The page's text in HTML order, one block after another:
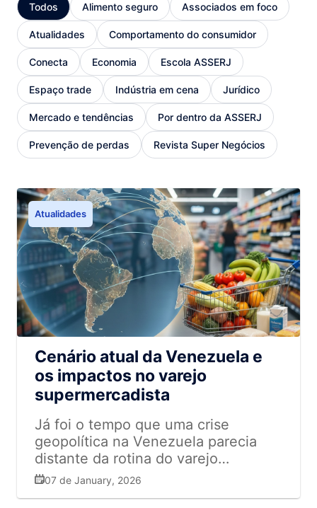
Todos Alimento seguro Associados em foco
Atualidades Comportamento do consumidor
Conecta Economia Escola ASSERJ
Espaço trade Indústria em cena Jurídico
Mercado e tendências Por dentro da ASSERJ
Prevenção de perdas Revista Super Negócios
Atualidades
Cenário atual da Venezuela e
os impactos no varejo
supermercadista
Já foi o tempo que uma crise
geopolítica na Venezuela parecia
distante da rotina do varejo
supermercadista fluminense. Esse
07 de January, 2026